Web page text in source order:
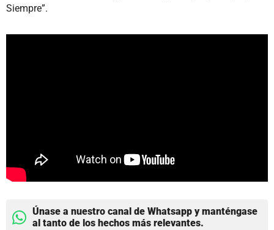
Siempre”.
Únase a nuestro canal de Whatsapp y manténgase
al tanto de los hechos más relevantes.